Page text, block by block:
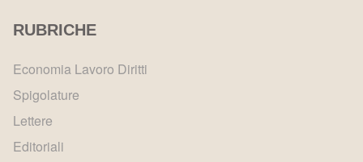
RUBRICHE
Economia Lavoro Diritti
Spigolature
Lettere
Editoriali